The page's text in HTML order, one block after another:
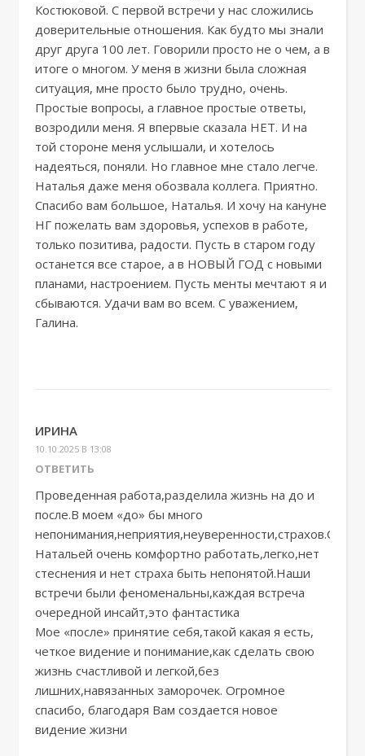
Костюковой. С первой встречи у нас сложились
доверительные отношения. Как будто мы знали
друг друга 100 лет. Говорили просто не о чем, а в
итоге о многом. У меня в жизни была сложная
ситуация, мне просто было трудно, очень.
Простые вопросы, а главное простые ответы,
возродили меня. Я впервые сказала НЕТ. И на
той стороне меня услышали, и хотелось
надеяться, поняли. Но главное мне стало легче.
Наталья даже меня обозвала коллега. Приятно.
Спасибо вам большое, Наталья. И хочу на кануне
НГ пожелать вам здоровья, успехов в работе,
только позитива, радости. Пусть в старом году
останется все старое, а в НОВЫЙ ГОД с новыми
планами, настроением. Пусть менты мечтают я и
сбываются. Удачи вам во всем. С уважением,
Галина.
ИРИНА
10.10.2025 В 13:08
ОТВЕТИТЬ
Проведенная работа,разделила жизнь на до и
после.В моем «до» бы много
непонимания,неприятия,неуверенности,страхов.С
Натальей очень комфортно работать,легко,нет
стеснения и нет страха быть непонятой.Наши
встречи были феноменальны,каждая встреча
очередной инсайт,это фантастика
Мое «после» принятие себя,такой какая я есть,
четкое видение и понимание,как сделать свою
жизнь счастливой и легкой,без
лишних,навязанных заморочек. Огромное
спасибо, благодаря Вам создается новое
видение жизни